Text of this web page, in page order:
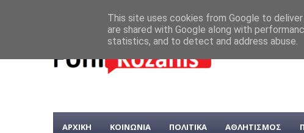
ΑΡΧΙΚΗ ΚΟΙΝΩΝΙΑ ΠΟΛΙΤΙΚΑ ΑΘΛΗΤΙΣΜΟΣ
This site uses cookies from Google to
are shared with Google along with
statistics, and to detect and address abuse.